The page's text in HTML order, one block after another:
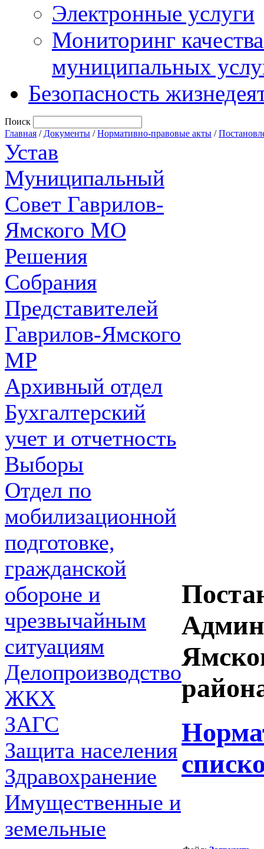
Электронные услуги
Мониторинг
муниципальных
Безопасность
Поиск
Главная / Документы /Нормативно-правовые акты /
Устав
Муниципальный
Совет Гаврилов-
Ямского МО
Решения
Собрания
Представителей
Гаврилов-Ямского
МР
Архивный отдел
Бухгалтерский
учет и отчетность
Выборы
Отдел по
мобилизационной
подготовке,
гражданской
обороне и
чрезвычайным
ситуациям
Делопроизводство
ЖКХ
ЗАГС
Защита населения
Здравохранение
Имущественные и
земельные